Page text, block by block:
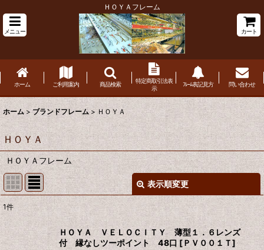
ＨＯＹＡフレーム
メニュー カート
ホーム ご利用案内 商品検索
特定商取引法表
示
ﾌﾚｰﾑ表記見方 問い合わせ
ホーム > ブランドフレーム > ＨＯＹＡ
ＨＯＹＡ
ＨＯＹＡフレーム
表示順変更
表示数
1件
ＨＯＹＡ ＶＥＬＯＣＩＴＹ 薄型１．６レンズ
付 縁なしツーポイント 48口 [ＰＶ００１Ｔ]